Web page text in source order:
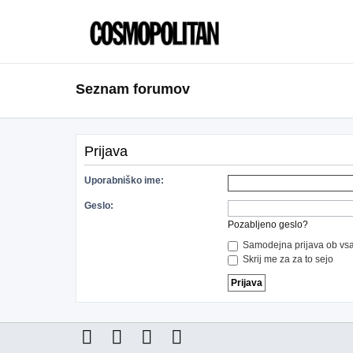
Seznam forumov
Prijava
Uporabniško ime:
Geslo:
Pozabljeno geslo?
Samodejna prijava ob
Skrij me za za to sejo